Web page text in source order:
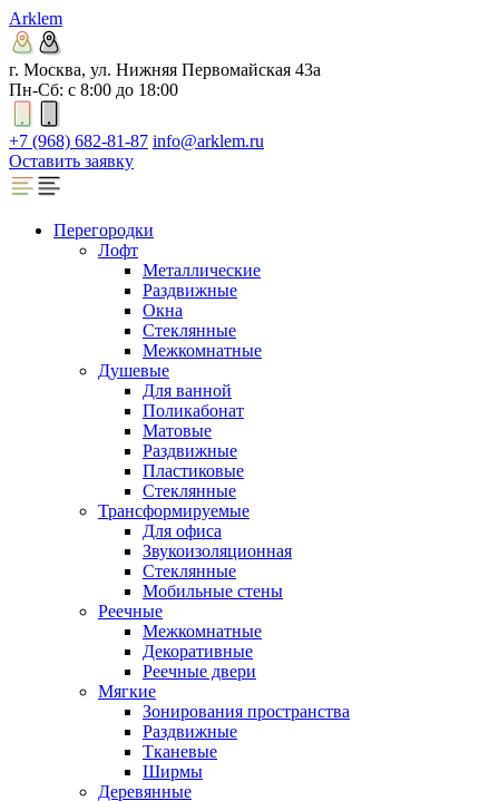
Arklem
г. Москва, ул. Нижняя Первомайская 43а
Пн-Сб: с 8:00 до 18:00
+7 (968) 682-81-87 info@arklem.ru
Оставить заявку
Перегородки
Лофт
Металлические
Раздвижные
Окна
Стеклянные
Межкомнатные
Душевые
Для ванной
Поликабонат
Матовые
Раздвижные
Пластиковые
Стеклянные
Трансформируемые
Для офиса
Звукоизоляционная
Стеклянные
Мобильные стены
Реечные
Межкомнатные
Декоративные
Реечные двери
Мягкие
Зонирования пространства
Раздвижные
Тканевые
Ширмы
Деревянные